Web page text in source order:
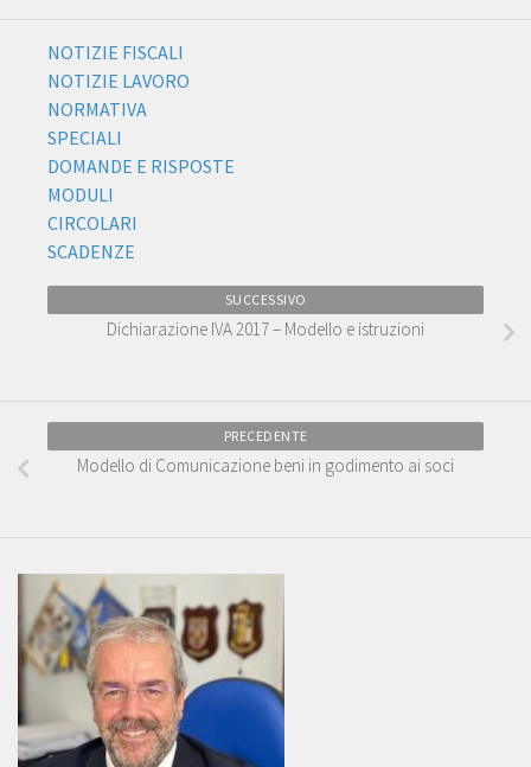
NOTIZIE FISCALI
NOTIZIE LAVORO
NORMATIVA
SPECIALI
DOMANDE E RISPOSTE
MODULI
CIRCOLARI
SCADENZE
SUCCESSIVO
Dichiarazione IVA 2017 – Modello e istruzioni
PRECEDENTE
Modello di Comunicazione beni in godimento ai soci